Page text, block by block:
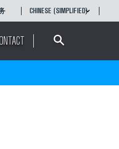
CHINESE (SIMPLIFIED)
ENGLISH
简体中文